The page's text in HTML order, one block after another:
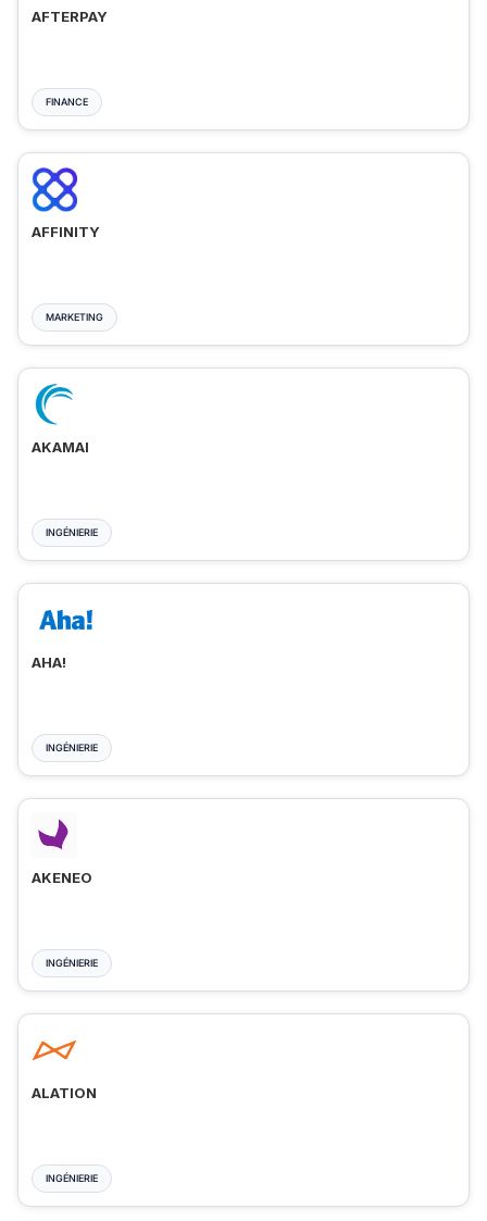
AFTERPAY
FINANCE
AFFINITY
MARKETING
AKAMAI
INGÉNIERIE
AHA!
INGÉNIERIE
AKENEO
INGÉNIERIE
ALATION
INGÉNIERIE